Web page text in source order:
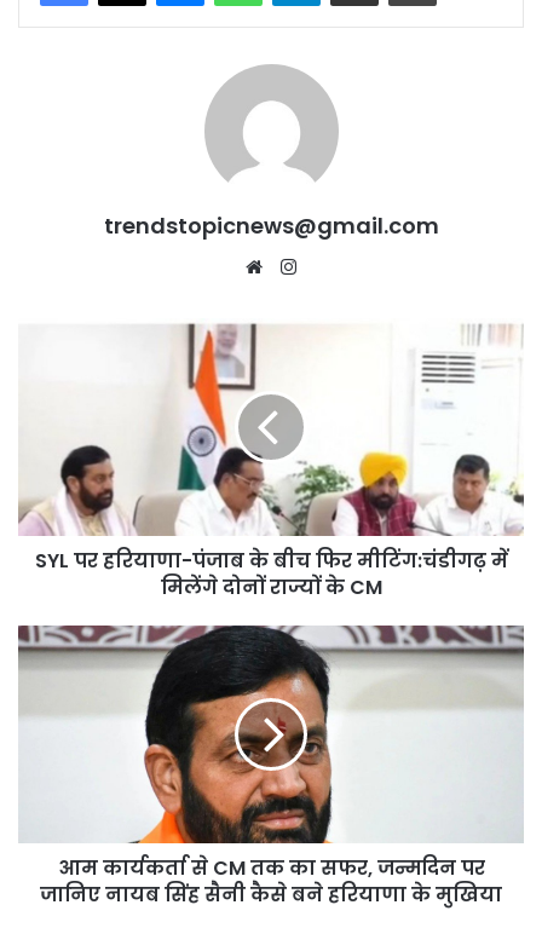
trendstopicnews@gmail.com
Website
मीटिंग:चंडीगढ़
में
मिलेंगे
के
CM
SYL पर हरियाणा-पंजाब के बीच फिर मीटिंग:चंडीगढ़ में
मिलेंगे दोनों राज्यों के CM
आम
कार्यकर्ता
पर
नायब
आम कार्यकर्ता से CM तक का सफर, जन्मदिन पर
जानिए नायब सिंह सैनी कैसे बने हरियाणा के मुखिया